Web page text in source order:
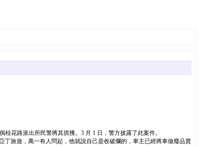
花路派出所民警將其抓獲。3 月 1 日，警方披露了此案件。
旅遊，萬一有人問起，他就說自己是收破爛的，車主已經將車做廢品賣